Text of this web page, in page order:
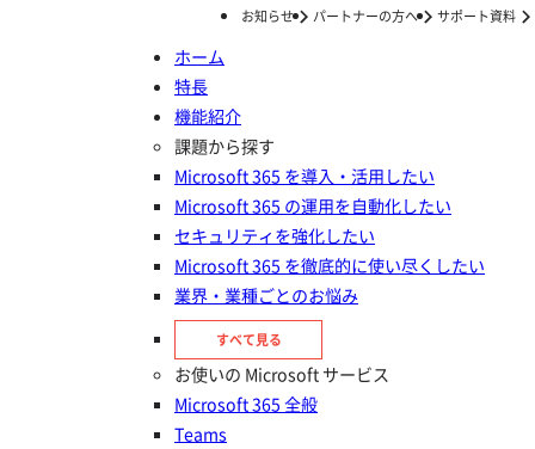
お知らせ パートナーの方へ サポート資料
ホーム
特長
機能紹介
課題から探す
Microsoft 365 を導入・活用したい
Microsoft 365 の運用を自動化したい
セキュリティを強化したい
Microsoft 365 を徹底的に使い尽くしたい
業界・業種ごとのお悩み
すべて見る
お使いの Microsoft サービス
Microsoft 365 全般
Teams
ナレッジ/コラム
Geminiは情報漏洩を引き起こす
のか？Google Workspaceにおけ
る生成AIリスクと、企業が取るべ
2026年05月27日
Google Workspace